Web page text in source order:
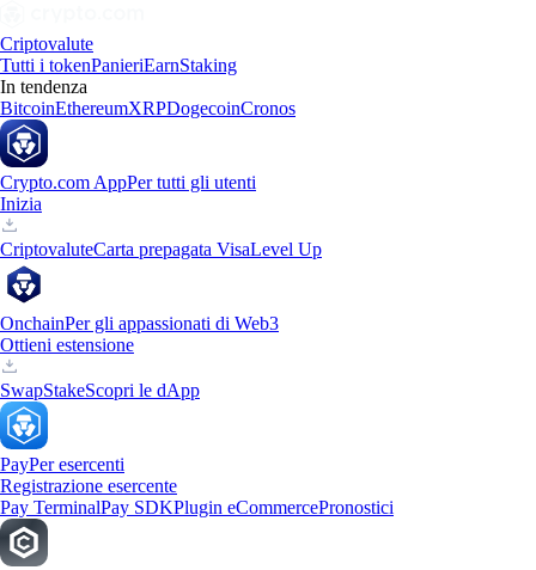
Criptovalute
Tutti i tokenPanieriEarnStaking
In tendenza
BitcoinEthereumXRPDogecoinCronos
Crypto.com AppPer tutti gli utenti
Inizia
CriptovaluteCarta prepagata VisaLevel Up
OnchainPer gli appassionati di Web3
Ottieni estensione
SwapStakeScopri le dApp
PayPer esercenti
Registrazione esercente
Pay TerminalPay SDKPlugin eCommercePronostici